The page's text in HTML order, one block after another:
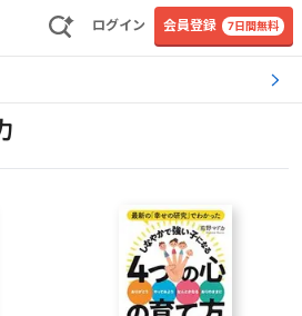
ログイン 会員登録 7日間無料